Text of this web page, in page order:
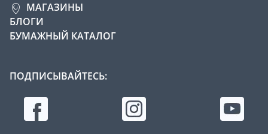
МАГАЗИНЫ
БЛОГИ
БУМАЖНЫЙ КАТАЛОГ
ПОДПИСЫВАЙТЕСЬ: